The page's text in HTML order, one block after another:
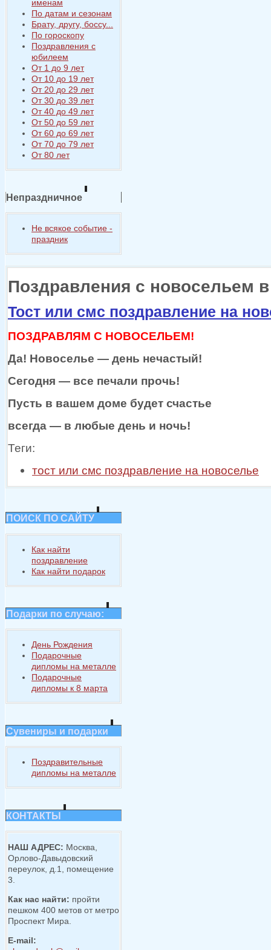
именам
По датам и сезонам
Брату, другу, боссу...
По гороскопу
Поздравления с
юбилеем
От 1 до 9 лет
От 10 до 19 лет
От 20 до 29 лет
От 30 до 39 лет
От 40 до 49 лет
От 50 до 59 лет
От 60 до 69 лет
От 70 до 79 лет
От 80 лет
Непраздничное
Не всякое событие -
праздник
Поздравления с новосельем в
Тост или смс поздравление на
ПОЗДРАВЛЯМ С НОВОСЕЛЬЕМ!
Да! Новоселье — день нечастый!
Сегодня — все печали прочь!
Пусть в вашем доме будет счастье
всегда — в любые день и ночь!
Теги:
тост или смс поздравление на новоселье
ПОИСК ПО САЙТУ
Как найти
поздравление
Как найти подарок
Подарки по случаю:
День Рождения
Подарочные
дипломы на металле
Подарочные
дипломы к 8 марта
Сувениры и подарки
Поздравительные
дипломы на металле
КОНТАКТЫ
НАШ АДРЕС: Москва,
Орлово-Давыдовский
переулок, д.1, помещение
3.
Как нас найти: пройти
пешком 400 метов от метро
Проспект Мира.
E-mail: